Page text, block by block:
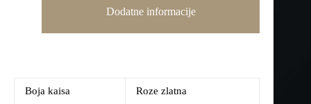
Dodatne informacije
Boja kaisa Roze zlatna